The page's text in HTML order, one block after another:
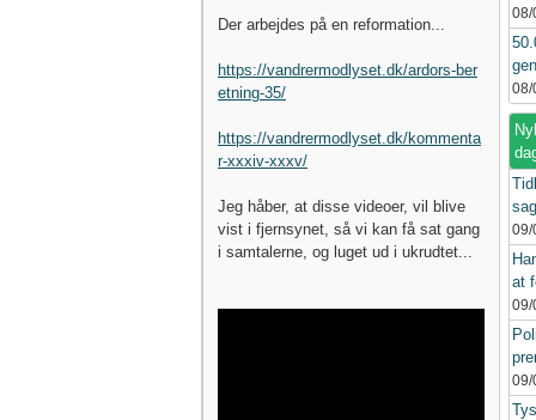
Der arbejdes på en reformation...
https://vandrermodlyset.dk/ardors-ber
etning-35/
https://vandrermodlyset.dk/kommenta
r-xxxiv-xxxv/
Jeg håber, at disse videoer, vil blive
vist i fjernsynet, så vi kan få sat gang
i samtalerne, og luget ud i ukrudtet...
08/
08/
09/
at
09/
09/